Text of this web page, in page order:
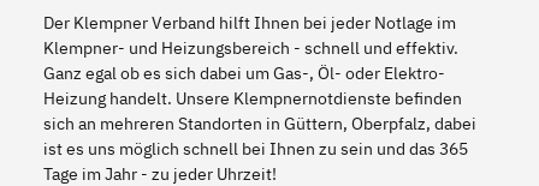
Der Klempner Verband hilft Ihnen bei jeder Notlage im
Klempner- und Heizungsbereich - schnell und effektiv.
Ganz egal ob es sich dabei um Gas-, Öl- oder Elektro-
Heizung handelt. Unsere Klempnernotdienste befinden
sich an mehreren Standorten in Güttern, Oberpfalz, dabei
ist es uns möglich schnell bei Ihnen zu sein und das 365
Tage im Jahr - zu jeder Uhrzeit!